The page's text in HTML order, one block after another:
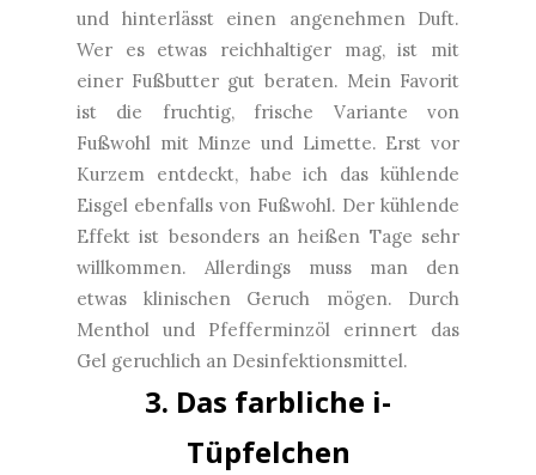
und hinterlässt einen angenehmen Duft.
Wer es etwas reichhaltiger mag, ist mit
einer Fußbutter gut beraten. Mein Favorit
ist die fruchtig, frische Variante von
Fußwohl mit Minze und Limette. Erst vor
Kurzem entdeckt, habe ich das kühlende
Eisgel ebenfalls von Fußwohl. Der kühlende
Effekt ist besonders an heißen Tage sehr
willkommen. Allerdings muss man den
etwas klinischen Geruch mögen. Durch
Menthol und Pfefferminzöl erinnert das
Gel geruchlich an Desinfektionsmittel.
3. Das farbliche i-
Tüpfelchen